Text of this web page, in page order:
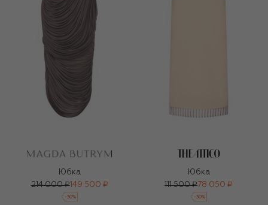
Юбка
214 000 ₽149 500 ₽
-30%
Юбка
111 500 ₽78 050 ₽
-30%